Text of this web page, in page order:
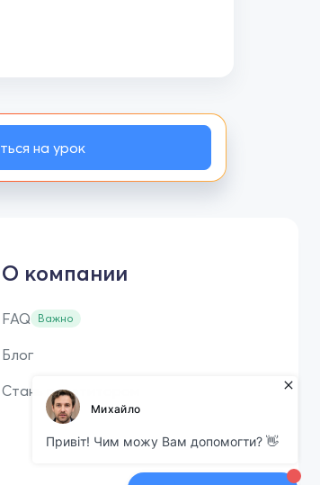
на урок
О компании
FAQ Важно
Блог
Стань репетитором